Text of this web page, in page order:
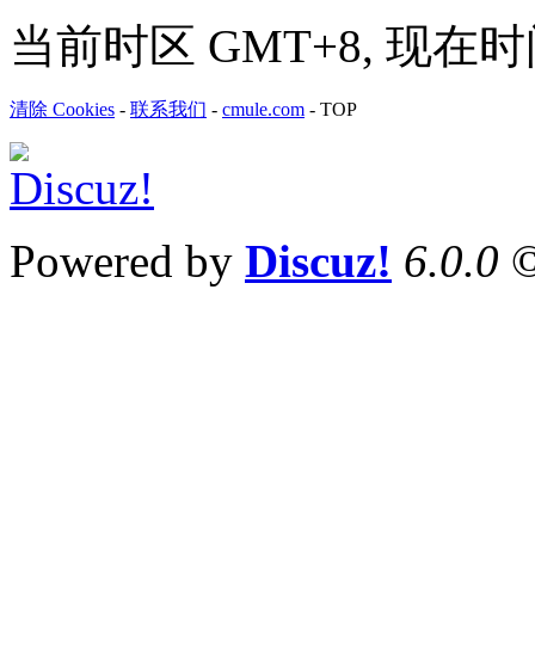
当前时区 GMT+8, 现在
清除 Cookies - 联系我们 - cmule.com - TOP
Powered by Discuz! 6.0.0